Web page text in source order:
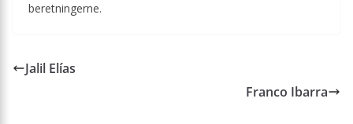
beretningerne.
Jalil Elías
Franco Ibarra